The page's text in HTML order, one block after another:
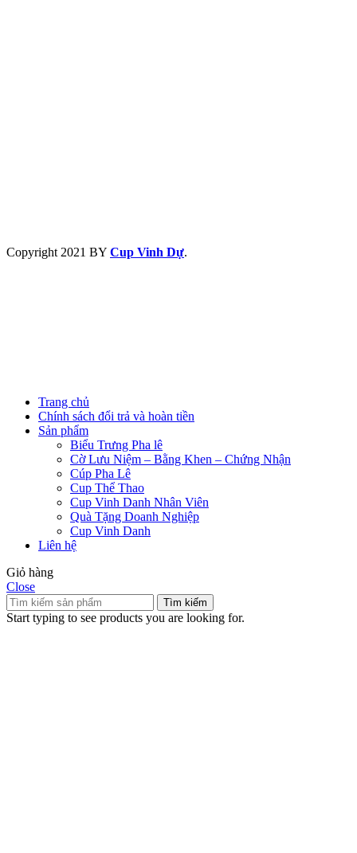
Copyright 2021 BY Cup Vinh Dự.
Trang chủ
Chính sách đổi trả và hoàn tiền
Sản phẩm
Biểu Trưng Pha lê
Cờ Lưu Niệm – Bằng Khen – Chứng Nhận
Cúp Pha Lê
Cup Thể Thao
Cup Vinh Danh Nhân Viên
Quà Tặng Doanh Nghiệp
Cup Vinh Danh
Liên hệ
Giỏ hàng
Close
Tìm kiếm
Start typing to see products you are looking for.